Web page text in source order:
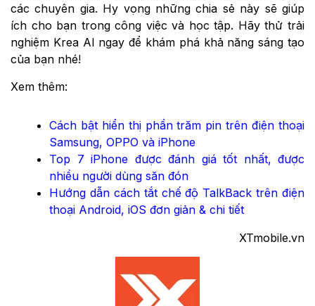
các chuyên gia. Hy vọng những chia sẻ này sẽ giúp
ích cho bạn trong công việc và học tập. Hãy thử trải
nghiệm Krea AI ngay để khám phá khả năng sáng tạo
của bạn nhé!
Xem thêm:
Cách bật hiển thị phần trăm pin trên điện thoại
Samsung, OPPO và iPhone
Top 7 iPhone được đánh giá tốt nhất, được
nhiều người dùng săn đón
Hướng dẫn cách tắt chế độ TalkBack trên điện
thoại Android, iOS đơn giản & chi tiết
XTmobile.vn